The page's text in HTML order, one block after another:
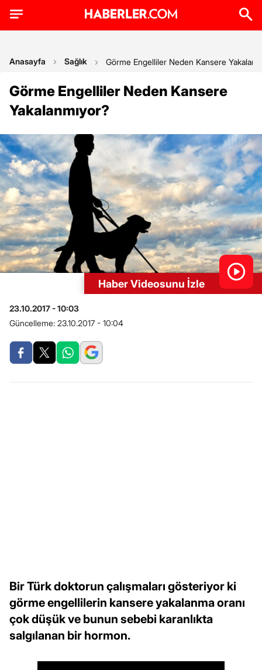
Anasayfa Sağlık Görme Engelliler Neden Kansere
Görme Engelliler Neden Kansere
Yakalanmıyor?
Haber Videosunu İzle
23.10.2017 - 10:03
Güncelleme: 23.10.2017 - 10:04
Bir Türk doktorun çalışmaları gösteriyor ki
görme engellilerin kansere yakalanma oranı
çok düşük ve bunun sebebi karanlıkta
salgılanan bir hormon.